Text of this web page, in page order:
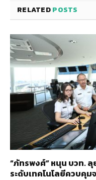
RELATEDPOSTS
“ภัทรพงศ์” หนุน บวท.
ระดับเทคโนโลยีควบคุม